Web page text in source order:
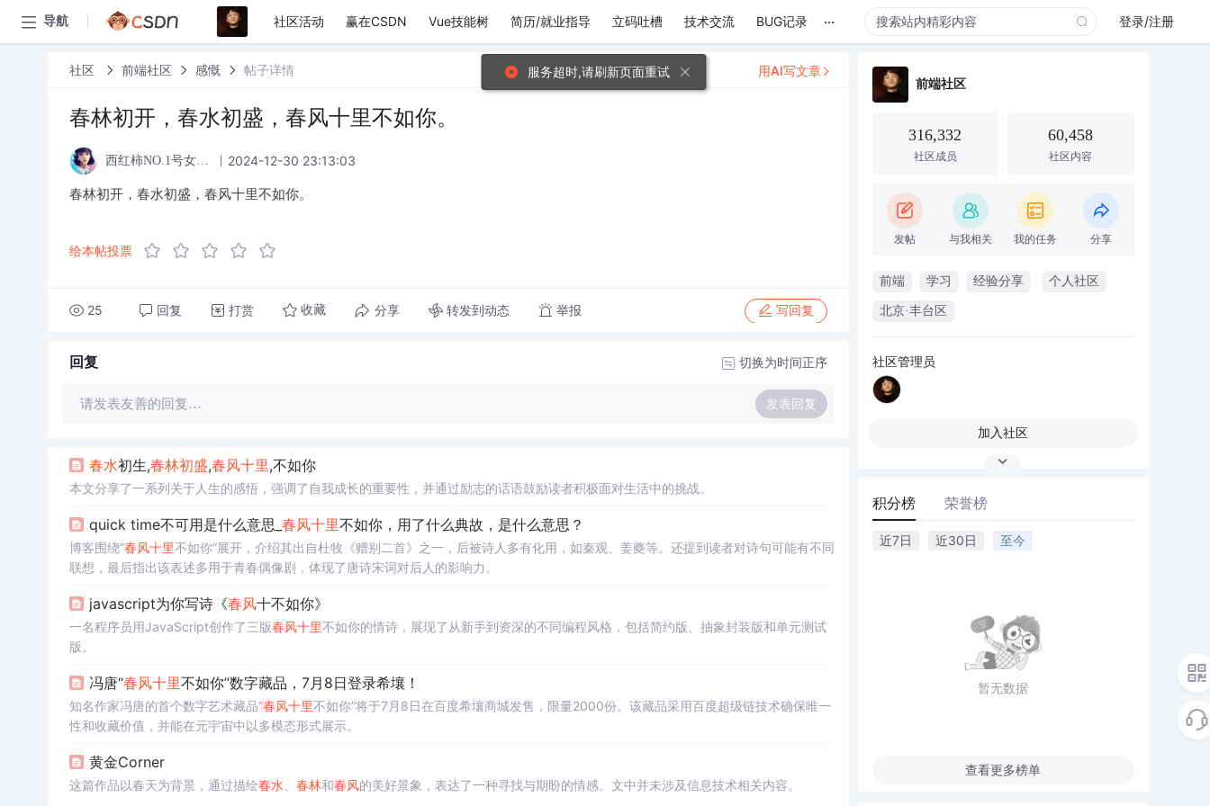
导航 社区活动 赢在CSDN Vue技能树 简历/就业指导 立码吐槽 技术交流 BUG记录 ... 登录/注册
社区 前端社区 感慨 帖子详情
春林初开，春水初盛，春风十里不如你。
西红柿NO.1号女粉丝 2024-12-30 23:13:03
春林初开，春水初盛，春风十里不如你。
给本帖投票
25 回复 打赏 收藏 分享 转发到动态 举报 写回复
用AI写文章
回复 切换为时间正序
请发表友善的回复… 发表回复
春水初生,春林初盛,春风十里,不如你
本文分享了一系列关于人生的感悟，强调了自我成长的重要性，并通过励志的话语鼓励读者积极面对生活中的挑战。
quick time不可用是什么意思_ 春风十里不如你，用了什么典故，是什么意思？
博客围绕“春风十里不如你”展开，介绍其出自杜牧《赠别二首》之一，后被诗人多有化用，如秦观、姜夔等。还提到读者对诗句可能有不同
联想，最后指出该表述多用于青春偶像剧，体现了唐诗宋词对后人的影响力。
javascript为你写诗《春风十不如你》
一名程序员用JavaScript创作了三版春风十里不如你的情诗，展现了从新手到资深的不同编程风格，包括简约版、抽象封装版和单元测试
版。
冯唐“春风十里不如你”数字藏品，7月8日登录希壤！
知名作家冯唐的首个数字艺术藏品“春风十里不如你”将于7月8日在百度希壤商城发售，限量2000份。该藏品采用百度超级链技术确保唯一
性和收藏价值，并能在元宇宙中以多模态形式展示。
黄金Corner
这篇作品以春天为背景，通过描绘春水 春林和春风的美好景象，表达了一种寻找与期盼的情感。文中并未涉及信息技术相关内容。
前端社区
316,332
社区成员
60,458
社区内容
发帖 与我相关 我的任务 分享
前端 学习 经验分享 个人社区
北京·丰台区
社区管理员
加入社区
积分榜 荣誉榜
近7日 近30日 至今
暂无数据
查看更多榜单
服务超时,请刷新页面重试